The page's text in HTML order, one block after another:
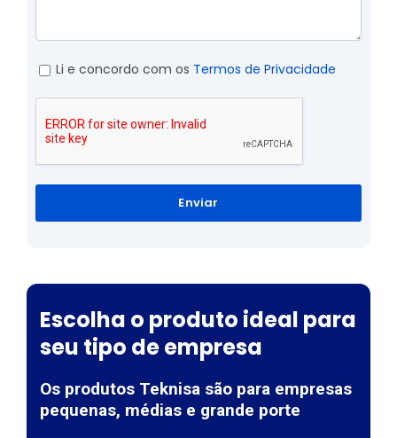
Li e concordo com os Termos de Privacidade
Enviar
Escolha o produto ideal para
seu tipo de empresa
Os produtos Teknisa são para empresas
pequenas, médias e grande porte